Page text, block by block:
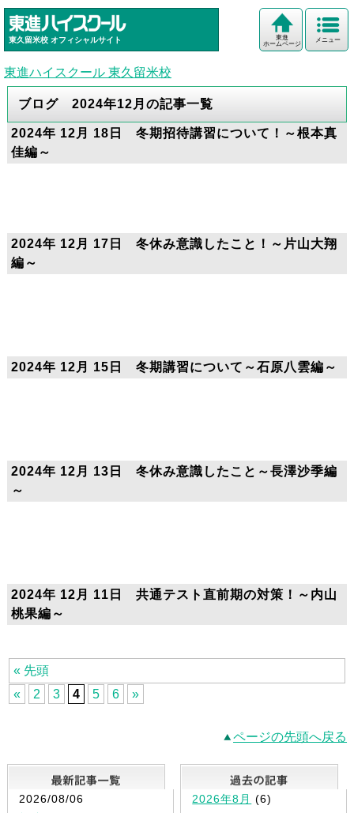
東久留米校 オフィシャルサイト メニュー
東進
ホームページ
東進ハイスクール 東久留米校
ブログ 2024年12月の記事一覧
2024年 12月 18日 冬期招待講習について！～根本真
佳編～
2024年 12月 17日 冬休み意識したこと！～片山大翔
編～
2024年 12月 15日 冬期講習について～石原八雲編～
2024年 12月 13日 冬休み意識したこと～長澤沙季編
～
2024年 12月 11日 共通テスト直前期の対策！～内山
桃果編～
« 先頭
«
2 3 4 5 6 »
ページの先頭へ戻る
最新記事一覧
2026/08/06
2026年8月 (6)